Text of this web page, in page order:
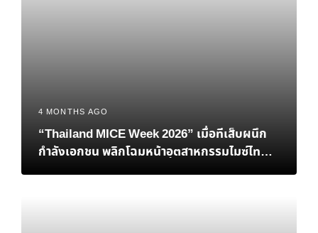
4 MONTHS AGO
“Thailand MICE Week 2026” เมื่อทีเส็บผนึก
กำลังเอกชน พลิกโฉมหน้าอุตสาหกรรมไมซ์ไทยสู่